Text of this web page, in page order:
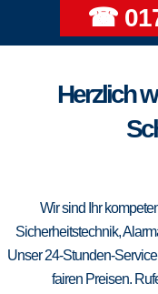
☎
Herzlich
Wir sind Ihr
Sicherheitstechnik,
Unser 24-Stunden-
fairen Preisen.